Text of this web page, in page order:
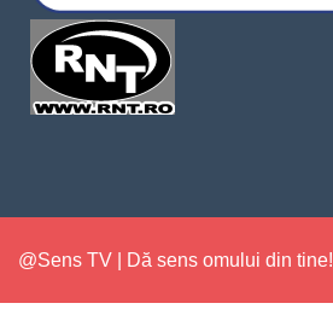
@Sens TV | Dă sens omului din tine!